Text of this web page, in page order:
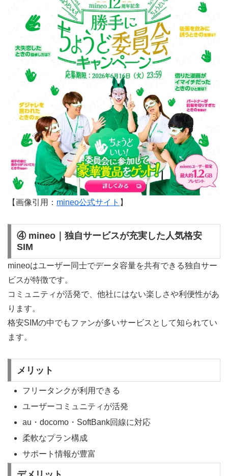
【画像引用： mineo公式サイト 】
④ mineo｜独自サービスが充実した人気格安
SIM
mineoはユーザー同士でデータ容量を共有できる独自サー
ビスが特徴です。
コミュニティが活発で、他社にはない楽しさや利便性があ
ります。
格安SIMの中でもファンが多いサービスとして知られてい
ます。
メリット
フリータンクが利用できる
ユーザーコミュニティが活発
au・docomo・SoftBank回線に対応
柔軟なプラン構成
サポート情報が豊富